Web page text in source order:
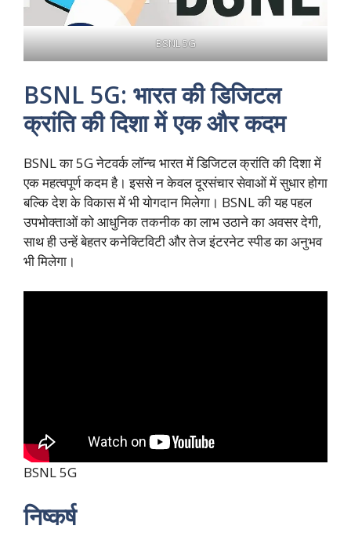
BSNL 5G
BSNL 5G: भारत की डिजिटल
क्रांति की दिशा में एक और कदम
BSNL का 5G नेटवर्क लॉन्च भारत में डिजिटल क्रांति की दिशा में
एक महत्वपूर्ण कदम है। इससे न केवल दूरसंचार सेवाओं में सुधार होगा
बल्कि देश के विकास में भी योगदान मिलेगा। BSNL की यह पहल
उपभोक्ताओं को आधुनिक तकनीक का लाभ उठाने का अवसर देगी,
साथ ही उन्हें बेहतर कनेक्टिविटी और तेज इंटरनेट स्पीड का अनुभव
भी मिलेगा।
BSNL 5G
निष्कर्ष